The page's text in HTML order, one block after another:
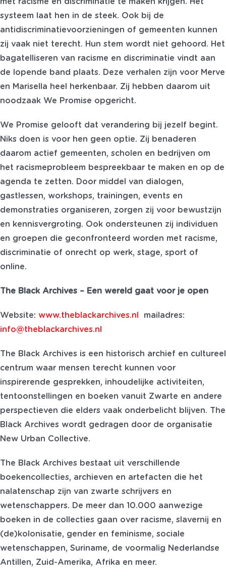
met racisme en discriminatie te maken krijgen. Het
systeem laat hen in de steek. Ook bij de
antidiscriminatievoorzieningen of gemeenten kunnen
zij vaak niet terecht. Hun stem wordt niet gehoord. Het
bagatelliseren van racisme en discriminatie vindt aan
de lopende band plaats. Deze verhalen zijn voor Merve
en Marisella heel herkenbaar. Zij hebben daarom uit
noodzaak We Promise opgericht.
We Promise gelooft dat verandering bij jezelf begint.
Niks doen is voor hen geen optie. Zij benaderen
daarom actief gemeenten, scholen en bedrijven om
het racismeprobleem bespreekbaar te maken en op de
agenda te zetten. Door middel van dialogen,
gastlessen, workshops, trainingen, events en
demonstraties organiseren, zorgen zij voor bewustzijn
en kennisvergroting. Ook ondersteunen zij individuen
en groepen die geconfronteerd worden met racisme,
discriminatie of onrecht op werk, stage, sport of
online.
The Black Archives – Een wereld gaat voor je open
Website: www.theblackarchives.nl mailadres:
info@theblackarchives.nl
The Black Archives is een historisch archief en cultureel
centrum waar mensen terecht kunnen voor
inspirerende gesprekken, inhoudelijke activiteiten,
tentoonstellingen en boeken vanuit Zwarte en andere
perspectieven die elders vaak onderbelicht blijven. The
Black Archives wordt gedragen door de organisatie
New Urban Collective.
The Black Archives bestaat uit verschillende
boekencollecties, archieven en artefacten die het
nalatenschap zijn van zwarte schrijvers en
wetenschappers. De meer dan 10.000 aanwezige
boeken in de collecties gaan over racisme, slavernij en
(de)kolonisatie, gender en feminisme, sociale
wetenschappen, Suriname, de voormalig Nederlandse
Antillen, Zuid-Amerika, Afrika en meer.